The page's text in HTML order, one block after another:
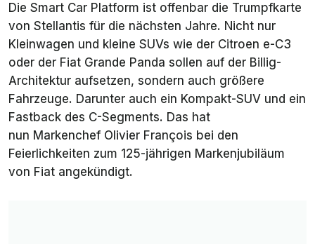
Die Smart Car Platform ist offenbar die Trumpfkarte
von Stellantis für die nächsten Jahre. Nicht nur
Kleinwagen und kleine SUVs wie der Citroen e-C3
oder der Fiat Grande Panda sollen auf der Billig-
Architektur aufsetzen, sondern auch größere
Fahrzeuge. Darunter auch ein Kompakt-SUV und ein
Fastback des C-Segments. Das hat
nun Markenchef Olivier François bei den
Feierlichkeiten zum 125-jährigen Markenjubiläum
von Fiat angekündigt.